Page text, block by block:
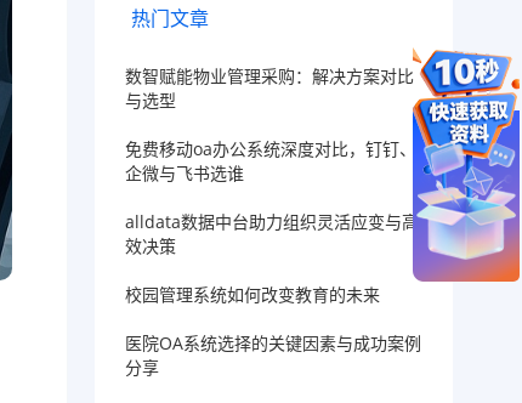
热门文章
数智赋能物业管理采购：解决方案对比
与选型
免费移动oa办公系统深度对比，钉钉、
企微与飞书选谁
alldata数据中台助力组织灵活应变与高
效决策
校园管理系统如何改变教育的未来
医院OA系统选择的关键因素与成功案例
分享